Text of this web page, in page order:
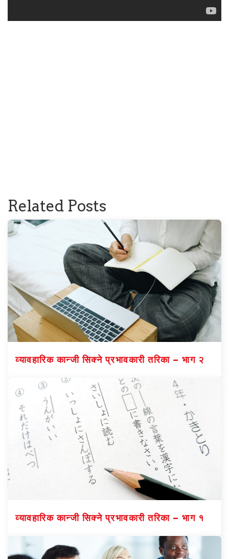
Related Posts
व्यावहारिक कान्जी सिक्ने प्रभावकारी तरिका – भाग २
व्यावहारिक कान्जी सिक्ने प्रभावकारी तरिका – भाग १